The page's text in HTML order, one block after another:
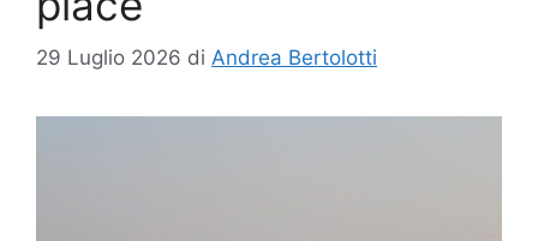
29 Luglio 2026 di Andrea Bertolotti